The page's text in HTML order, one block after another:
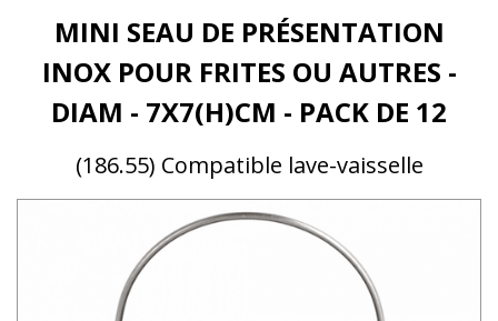
MINI SEAU DE PRÉSENTATION
INOX POUR FRITES OU AUTRES -
DIAM - 7X7(H)CM - PACK DE 12
(186.55) Compatible lave-vaisselle